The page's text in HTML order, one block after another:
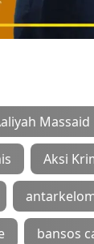
Massaid
Aksi
bansos